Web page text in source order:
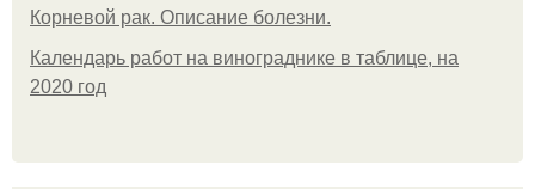
Корневой рак. Описание болезни.
Календарь работ на винограднике в таблице, на
2020 год